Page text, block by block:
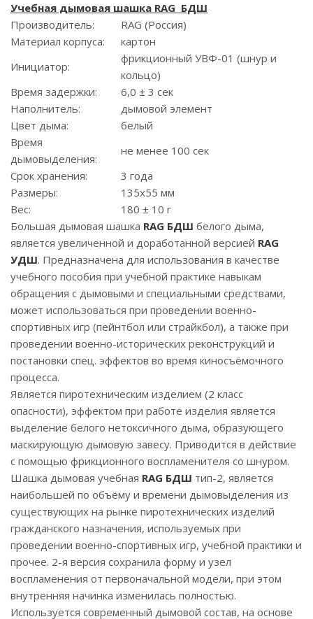
Учебная дымовая шашка RAG БДШ
Производитель:
RAG (Россия)
Материал корпуса:
картон
Инициатор:
фрикционный УВФ-01 (шнур и
кольцо)
Время задержки:
6,0 ± 3 сек
Наполнитель:
дымовой элемент
Цвет дыма:
белый
Время
дымовыделения:
не менее 100 сек
Срок хранения:
3 года
Размеры:
135x55 мм
Вес:
180 ± 10 г
Большая дымовая шашка RAG БДШ белого дыма,
является увеличенной и доработанной версией RAG
УДШ. Предназначена для использования в качестве
учебного пособия при учебной практике навыкам
обращения с дымовыми и специальными средствами,
может использоваться при проведении военно-
спортивных игр (пейнтбол или страйкбол), а также при
проведении военно-исторических реконструкций и
постановки спец. эффектов во время киносъёмочного
процесса.
Является пиротехническим изделием (2 класс
опасности), эффектом при работе изделия является
выделение белого нетоксичного дыма, образующего
маскирующую дымовую завесу. Приводится в действие
с помощью фрикционного воспламенителя со шнуром.
Шашка дымовая учебная RAG БДШ тип-2, является
наибольшей по объёму и времени дымовыделения из
существующих на рынке пиротехнических изделий
гражданского назначения, используемых при
проведении военно-спортивных игр, учебной практики и
прочее. 2-я версия сохранила форму и узел
воспламенения от первоначальной модели, при этом
внутренняя начинка изменилась полностью.
Используется современный дымовой состав, на основе